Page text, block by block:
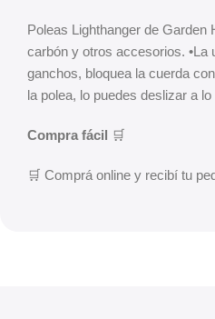
Poleas Lighthanger de Garden
carbón y otros accesorios. •La
ganchos, bloquea la cuerda
la polea, lo puedes deslizar a
Compra fácil 🛒
🛒 Comprá online y recibí tu